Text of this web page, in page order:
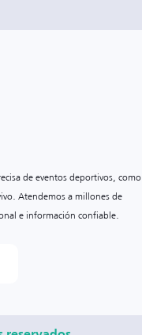
de eventos deportivos, como
Atendemos a millones de
e información confiable.